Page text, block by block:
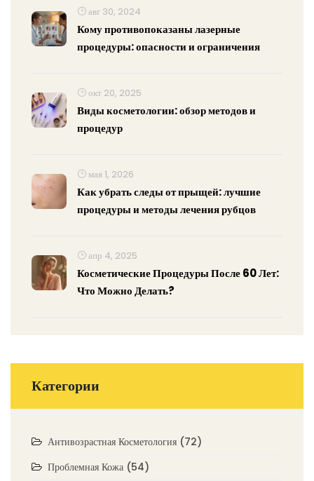
авг 30, 2024
Кому противопоказаны лазерные
процедуры: опасности и ограничения
окт 20, 2025
Виды косметологии: обзор методов и
процедур
мая 1, 2026
Как убрать следы от прыщей: лучшие
процедуры и методы лечения рубцов
апр 4, 2025
Косметические Процедуры После 60 Лет:
Что Можно Делать?
Категории
Антивозрастная Косметология (72)
Проблемная Кожа (54)